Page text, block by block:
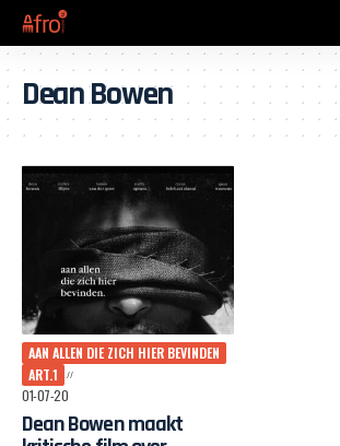
Dean Bowen
AAN ALLEN DIE ZICH HIER BEVINDEN
ART.1
01-07-20
Dean Bowen maakt